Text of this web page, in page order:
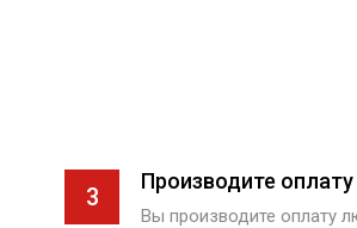
3
Производите оплату
Вы производите оплату